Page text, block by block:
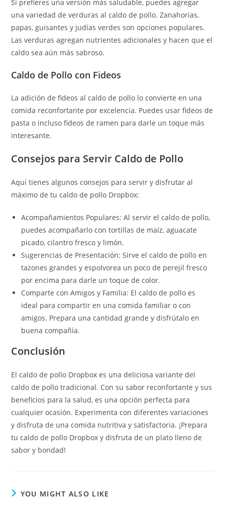
Si prefieres una versión más saludable, puedes agregar
una variedad de verduras al caldo de pollo. Zanahorias,
papas, guisantes y judías verdes son opciones populares.
Las verduras agregan nutrientes adicionales y hacen que el
caldo sea aún más sabroso.
Caldo de Pollo con Fideos
La adición de fideos al caldo de pollo lo convierte en una
comida reconfortante por excelencia. Puedes usar fideos de
pasta o incluso fideos de ramen para darle un toque más
interesante.
Consejos para Servir Caldo de Pollo
Aquí tienes algunos consejos para servir y disfrutar al
máximo de tu caldo de pollo Dropbox:
Acompañamientos Populares: Al servir el caldo de pollo,
puedes acompañarlo con tortillas de maíz, aguacate
picado, cilantro fresco y limón.
Sugerencias de Presentación: Sirve el caldo de pollo en
tazones grandes y espolvorea un poco de perejil fresco
por encima para darle un toque de color.
Comparte con Amigos y Familia: El caldo de pollo es
ideal para compartir en una comida familiar o con
amigos. Prepara una cantidad grande y disfrútalo en
buena compañía.
Conclusión
El caldo de pollo Dropbox es una deliciosa variante del
caldo de pollo tradicional. Con su sabor reconfortante y sus
beneficios para la salud, es una opción perfecta para
cualquier ocasión. Experimenta con diferentes variaciones
y disfruta de una comida nutritiva y satisfactoria. ¡Prepara
tu caldo de pollo Dropbox y disfruta de un plato lleno de
sabor y bondad!
YOU MIGHT ALSO LIKE